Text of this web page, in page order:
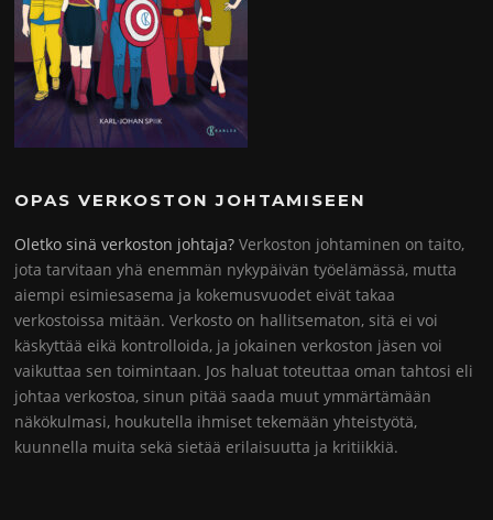
OPAS VERKOSTON JOHTAMISEEN
Oletko sinä verkoston johtaja? Verkoston johtaminen on taito,
jota tarvitaan yhä enemmän nykypäivän työelämässä, mutta
aiempi esimiesasema ja kokemusvuodet eivät takaa
verkostoissa mitään. Verkosto on hallitsematon, sitä ei voi
käskyttää eikä kontrolloida, ja jokainen verkoston jäsen voi
vaikuttaa sen toimintaan. Jos haluat toteuttaa oman tahtosi eli
johtaa verkostoa, sinun pitää saada muut ymmärtämään
näkökulmasi, houkutella ihmiset tekemään yhteistyötä,
kuunnella muita sekä sietää erilaisuutta ja kritiikkiä.